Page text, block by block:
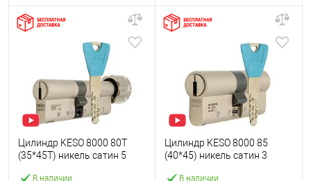
В наличии
Цилиндр KESO 8000 80T
(35*45T) никель сатин 5
В наличии
Цилиндр KESO 8000 85
(40*45) никель сатин 3